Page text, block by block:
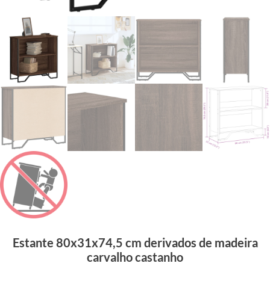
Estante 80x31x74,5 cm derivados de madeira
carvalho castanho